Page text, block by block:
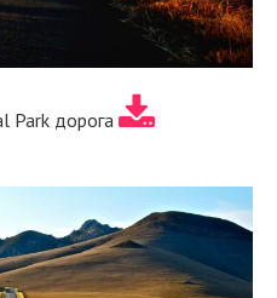
Park дорога